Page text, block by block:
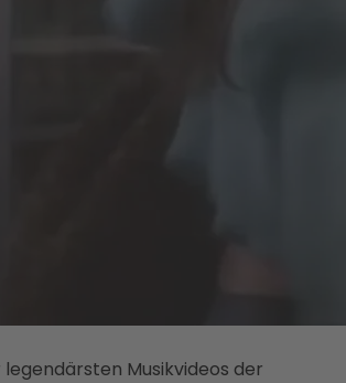
legendärsten Musikvideos der